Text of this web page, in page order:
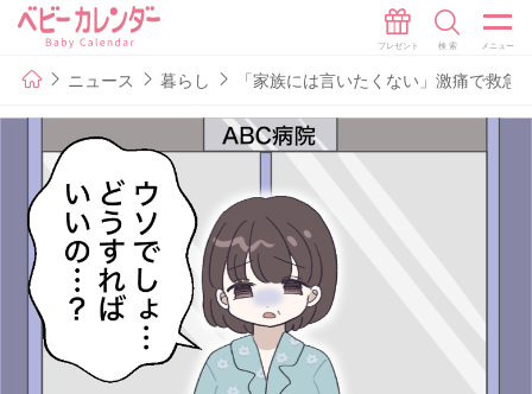
ニュース 暮らし 「家族には言いたくない」激痛で救